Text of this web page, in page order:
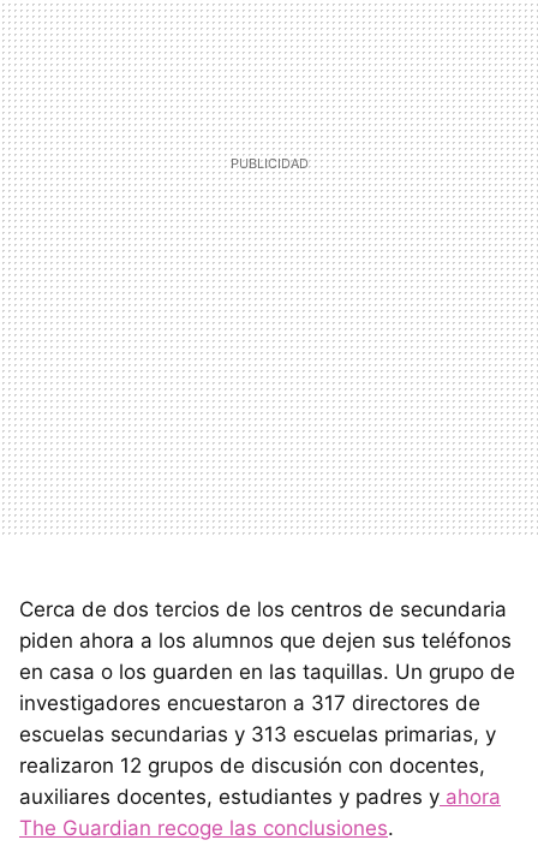
Cerca de dos tercios de los centros de secundaria
piden ahora a los alumnos que dejen sus teléfonos
en casa o los guarden en las taquillas. Un grupo de
investigadores encuestaron a 317 directores de
escuelas secundarias y 313 escuelas primarias, y
realizaron 12 grupos de discusión con docentes,
auxiliares docentes, estudiantes y padres y ahora
The Guardian recoge las conclusiones.